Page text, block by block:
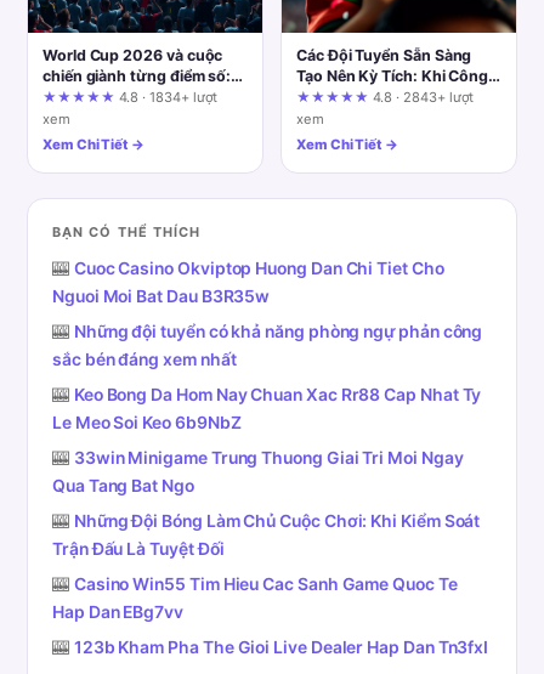
World Cup 2026 và cuộc
chiến giành từng điểm số:
Cơ hội và thách thức cho
các đội tuyển
★★★★★ 4.8 · 1834+ lượt
xem
Xem Chi Tiết →
Các Đội Tuyển Sẵn Sàng
Tạo Nên Kỳ Tích: Khi Công
Nghệ Và Tinh Thần Đồng
Hành
★★★★★ 4.8 · 2843+ lượt
xem
Xem Chi Tiết →
BẠN CÓ THỂ THÍCH
🎰 Cuoc Casino Okviptop Huong Dan Chi Tiet Cho
Nguoi Moi Bat Dau B3R35w
🎰 Những đội tuyển có khả năng phòng ngự phản công
sắc bén đáng xem nhất
🎰 Keo Bong Da Hom Nay Chuan Xac Rr88 Cap Nhat Ty
Le Meo Soi Keo 6b9NbZ
🎰 33win Minigame Trung Thuong Giai Tri Moi Ngay
Qua Tang Bat Ngo
🎰 Những Đội Bóng Làm Chủ Cuộc Chơi: Khi Kiểm Soát
Trận Đấu Là Tuyệt Đối
🎰 Casino Win55 Tim Hieu Cac Sanh Game Quoc Te
Hap Dan EBg7vv
🎰 123b Kham Pha The Gioi Live Dealer Hap Dan Tn3fxI